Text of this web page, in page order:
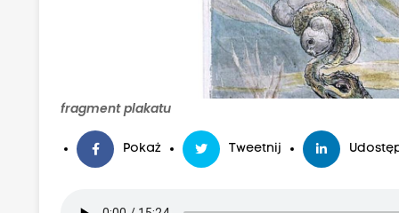
fragment plakatu
Pokaż Tweetnij